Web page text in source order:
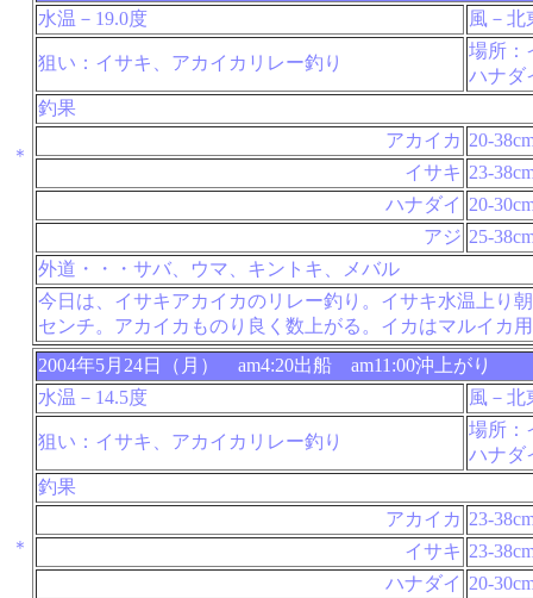
＊
水温－19.0度
風－北
狙い：イサキ、アカイカリレー釣り
場所：
ハナダ
釣果
アカイカ 20-
イサキ 23-
ハナダイ 20-
アジ 25-
外道・・・サバ、ウマ、キントキ、メバル
今日は、イサキアカイカのリレー釣り。イサキ水温上り
センチ。アカイカものり良く数上がる。イカはマルイカ
＊
2004年5月24日（月） am4:20出船 am11:00沖上がり
水温－14.5度
風－北
狙い：イサキ、アカイカリレー釣り
場所：
ハナダ
釣果
アカイカ 23-
イサキ 23-
ハナダイ 20-